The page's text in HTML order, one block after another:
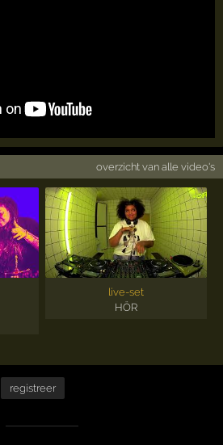
overzicht van alle video's
live-set
HÖR
registreer